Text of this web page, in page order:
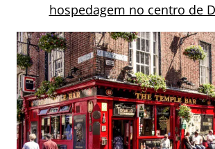
hospedagem no centro de